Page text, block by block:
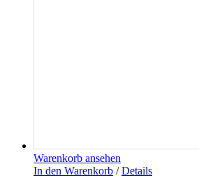
Warenkorb ansehen
In den Warenkorb / Details